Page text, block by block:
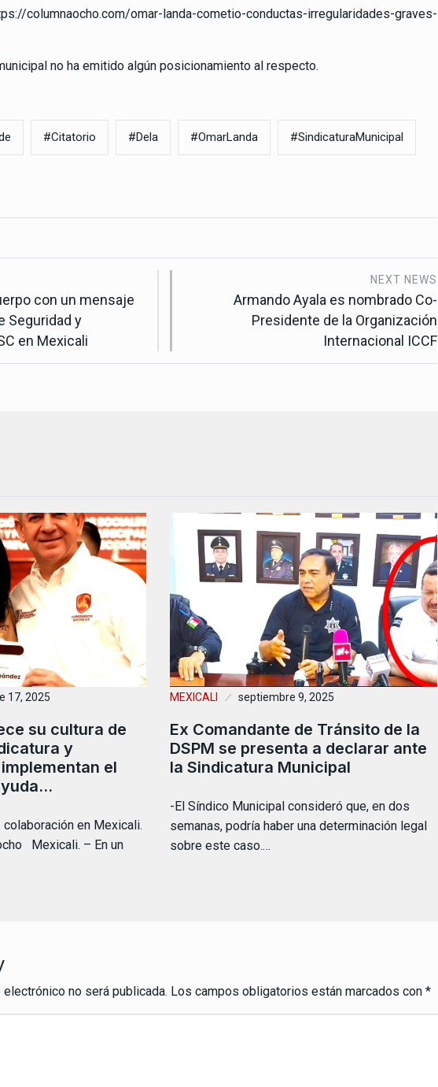
columnaocho.com/omar-landa-cometio-conductas-irregularidades-graves-
no ha emitido algún posicionamiento al respecto.
#Citatorio #Dela #OmarLanda #SindicaturaMunicipal
con un mensaje
Seguridad y
en Mexicali
NEXT NEWS
Armando Ayala es nombrado Co-
Presidente de la Organización
Internacional ICCF
17, 2025
su cultura de
y
el
en Mexicali.
Mexicali. – En un
MEXICALI septiembre 9, 2025
Ex Comandante de Tránsito de la
DSPM se presenta a declarar ante
la Sindicatura Municipal
-El Síndico Municipal consideró que, en dos
semanas, podría haber una determinación legal
sobre este caso.…
no será publicada. Los campos obligatorios están marcados con *